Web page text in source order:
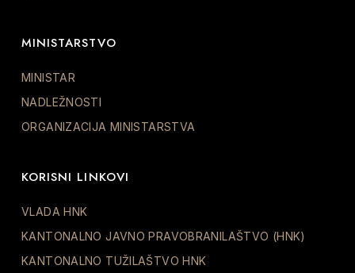
MINISTARSTVO
MINISTAR
NADLEŽNOSTI
ORGANIZACIJA MINISTARSTVA
KORISNI LINKOVI
VLADA HNK
KANTONALNO JAVNO PRAVOBRANILAŠTVO (HNK)
KANTONALNO TUŽILAŠTVO HNK